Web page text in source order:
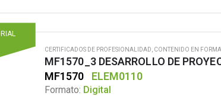
CERTIFICADOS DE PROFESIONALIDAD CONTENIDO EN
MF1570 ELEM0110
Formato: Digital